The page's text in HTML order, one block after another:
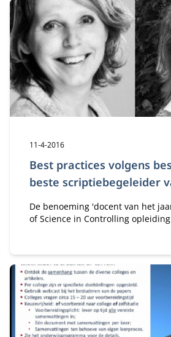
bijdragen aan onderwijsinnovatie.
Best practices volgens
beste scriptiebegeleider
Publicatiedatum:
11-4-2016
De benoeming 'docent van het
of Science in Controlling
der Wardt. Waarom zijn de
enthousiast over Jennifer en